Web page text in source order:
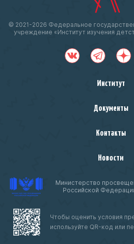
© 2021-2026 Федеральное
учреждение «Институт изучения
Институт
Документы
Контакты
Новости
Министерство
Российской
Чтобы оценить условия
используйте QR-код или